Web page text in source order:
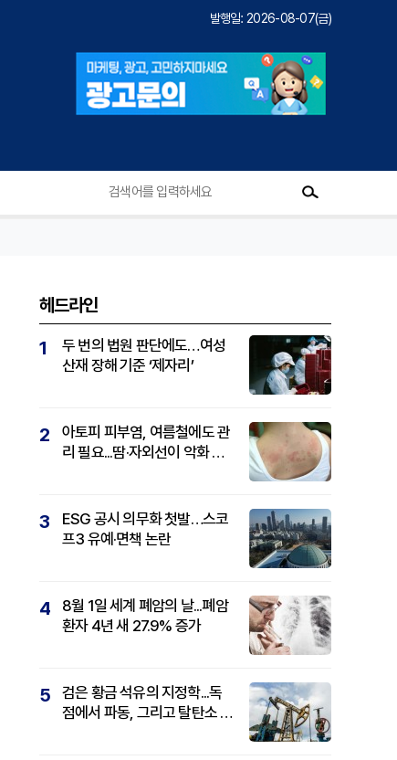
발행일: 2026-08-07(금)
헤드라인
1
두 번의 법원 판단에도…여성
산재 장해 기준 ‘제자리’
2
아토피 피부염, 여름철에도 관
리 필요...땀·자외선이 악화 요
3
ESG 공시 의무화 첫발…스코
프3 유예·면책 논란
4
8월 1일 세계 폐암의 날...폐암
환자 4년 새 27.9% 증가
5
검은 황금 석유의 지정학...독
점에서 파동, 그리고 탈탄소 패